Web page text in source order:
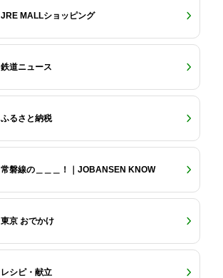
JRE MALLショッピング
鉄道ニュース
ふるさと納税
常磐線の＿＿＿！｜JOBANSEN KNOW
東京 おでかけ
レシピ・献立